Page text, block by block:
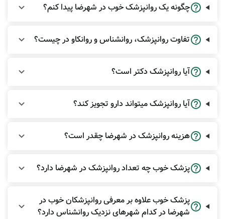
چگونه یک روانپزشک خوب در شهرضا پیدا کنم؟
تفاوت روانپزشک، روانشناس و روانکاو در چیست؟
آیا روانپزشک دکتر است؟
آیا روانپزشک میتواند دارو تجویز کند؟
هزینه روانپزشک در شهرضا چقدر است؟
پزشک خوب چه تعداد روانپزشک در شهرضا دارد؟
پزشک خوب علاوه بر معرفی روانپزشکان خوب در
شهرضا در کدام شهرهای نزدیک روانشناس دارد؟